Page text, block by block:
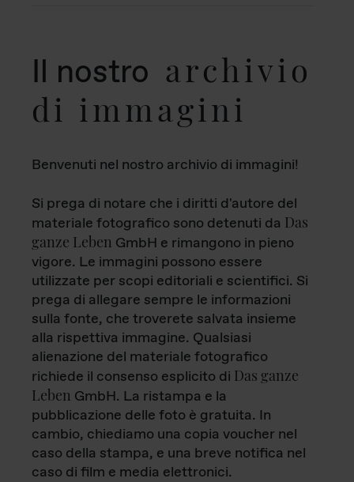
Il nostro archivio
di immagini
Benvenuti nel nostro archivio di immagini!
Si prega di notare che i diritti d'autore del
materiale fotografico sono detenuti da Das
ganze Leben GmbH e rimangono in pieno
vigore. Le immagini possono essere
utilizzate per scopi editoriali e scientifici. Si
prega di allegare sempre le informazioni
sulla fonte, che troverete salvata insieme
alla rispettiva immagine. Qualsiasi
alienazione del materiale fotografico
richiede il consenso esplicito di Das ganze
Leben GmbH. La ristampa e la
pubblicazione delle foto è gratuita. In
cambio, chiediamo una copia voucher nel
caso della stampa, e una breve notifica nel
caso di film e media elettronici.